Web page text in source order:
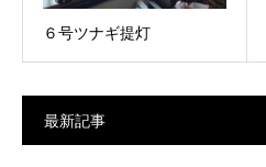
６号ツナギ提灯
最新記事